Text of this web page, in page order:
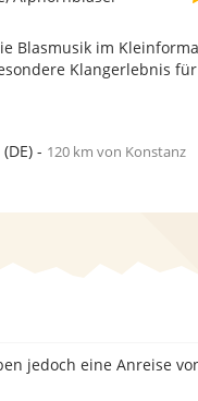
Blasmusik im
Klangerlebnis
(DE)- 120 km von Konstanz
jedoch eine Anreise